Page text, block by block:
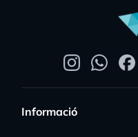
Informació